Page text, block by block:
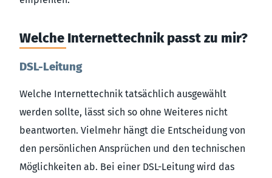
Welche Internettechnik passt zu mir?
DSL-Leitung
Welche Internettechnik tatsächlich ausgewählt
werden sollte, lässt sich so ohne Weiteres nicht
beantworten. Vielmehr hängt die Entscheidung von
den persönlichen Ansprüchen und den technischen
Möglichkeiten ab. Bei einer DSL-Leitung wird das